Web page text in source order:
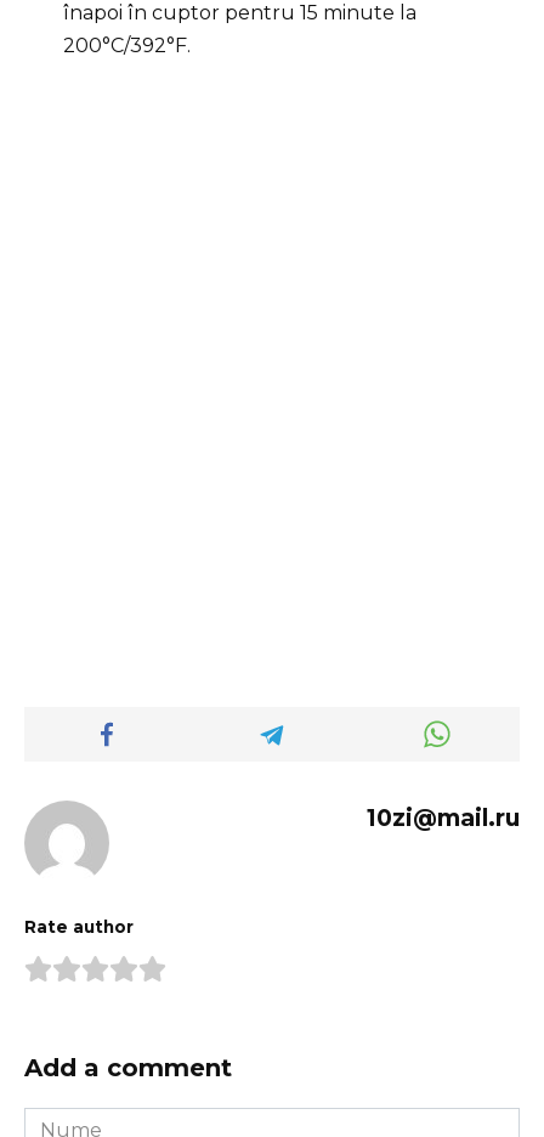
înapoi în cuptor pentru 15 minute la
200°C/392°F.
10zi@mail.ru
Rate author
Add a comment
Nume